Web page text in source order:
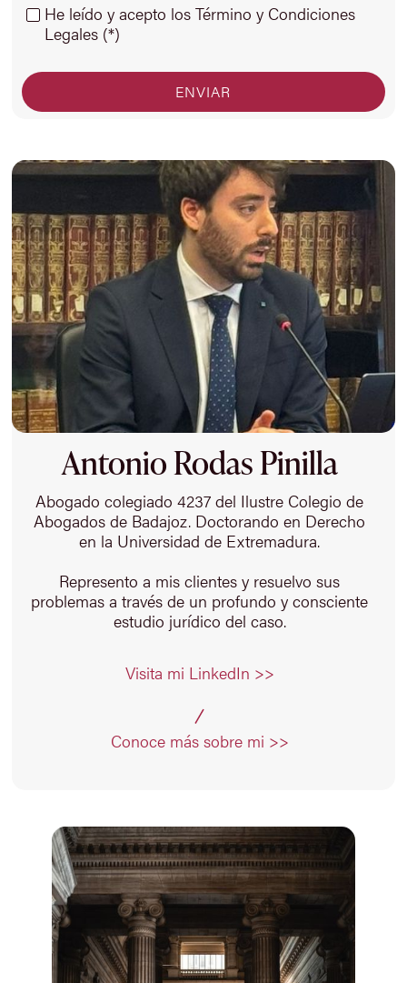
He leído y acepto los Término y Condiciones
Legales (*)
Antonio Rodas Pinilla
Abogado colegiado 4237 del Ilustre Colegio de
Abogados de Badajoz. Doctorando en Derecho
en la Universidad de Extremadura.
Represento a mis clientes y resuelvo sus
problemas a través de un profundo y consciente
estudio jurídico del caso.
Visita mi LinkedIn >>
Conoce más sobre mi >>